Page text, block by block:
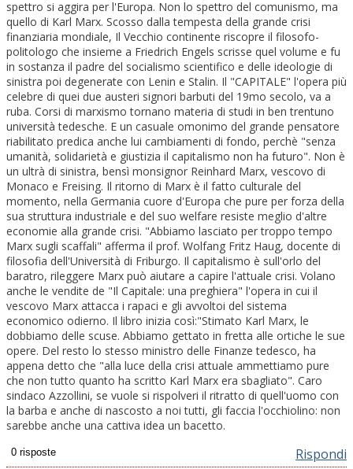
spettro si aggira per l'Europa. Non lo spettro del comunismo, ma
quello di Karl Marx. Scosso dalla tempesta della grande crisi
finanziaria mondiale, Il Vecchio continente riscopre il filosofo-
politologo che insieme a Friedrich Engels scrisse quel volume e fu
in sostanza il padre del socialismo scientifico e delle ideologie di
sinistra poi degenerate con Lenin e Stalin. Il "CAPITALE" l'opera più
celebre di quei due austeri signori barbuti del 19mo secolo, va a
ruba. Corsi di marxismo tornano materia di studi in ben trentuno
università tedesche. E un casuale omonimo del grande pensatore
riabilitato predica anche lui cambiamenti di fondo, perchè "senza
umanità, solidarietà e giustizia il capitalismo non ha futuro". Non è
un ultrà di sinistra, bensì monsignor Reinhard Marx, vescovo di
Monaco e Freising. Il ritorno di Marx è il fatto culturale del
momento, nella Germania cuore d'Europa che pure per forza della
sua struttura industriale e del suo welfare resiste meglio d'altre
economie alla grande crisi. "Abbiamo lasciato per troppo tempo
Marx sugli scaffali" afferma il prof. Wolfang Fritz Haug, docente di
filosofia dell'Università di Friburgo. Il capitalismo è sull'orlo del
baratro, rileggere Marx può aiutare a capire l'attuale crisi. Volano
anche le vendite de "Il Capitale: una preghiera" l'opera in cui il
vescovo Marx attacca i rapaci e gli avvoltoi del sistema
economico odierno. Il libro inizia così:"Stimato Karl Marx, le
dobbiamo delle scuse. Abbiamo gettato in fretta alle ortiche le sue
opere. Del resto lo stesso ministro delle Finanze tedesco, ha
appena detto che "alla luce della crisi attuale ammettiamo pure
che non tutto quanto ha scritto Karl Marx era sbagliato". Caro
sindaco Azzollini, se vuole si rispolveri il ritratto di quell'uomo con
la barba e anche di nascosto a noi tutti, gli faccia l'occhiolino: non
sarebbe anche una cattiva idea un bacetto.
Rispondi